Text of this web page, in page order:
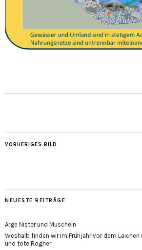
VORHERIGES BILD
NEUESTE BEITRÄGE
Arge Nister und Muscheln
Weshalb finden wir im Frühjahr vor dem
und tote Rogner